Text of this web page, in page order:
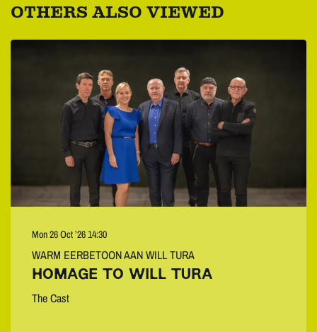
OTHERS ALSO VIEWED
HOMAGE TO WILL TURA
The Cast
WARM EERBETOON AAN WILL TURA
Mon 26 Oct ’2614:30